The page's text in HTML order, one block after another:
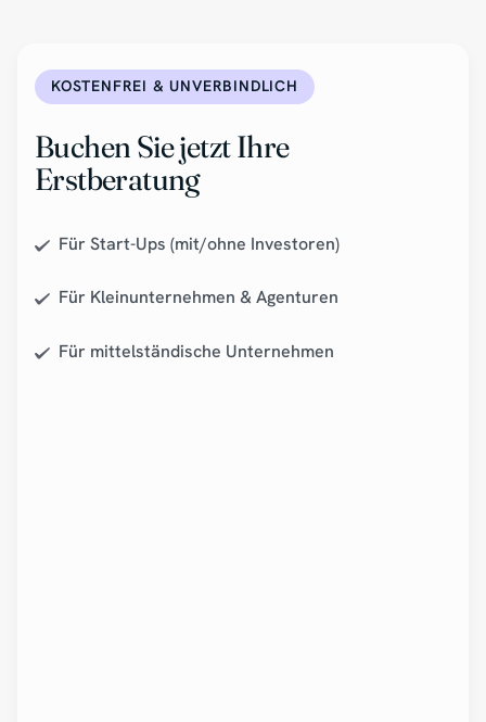
KOSTENFREI & UNVERBINDLICH
Buchen Sie jetzt Ihre
Erstberatung
Für Start-Ups (mit/ohne Investoren)
Für Kleinunternehmen & Agenturen
Für mittelständische Unternehmen